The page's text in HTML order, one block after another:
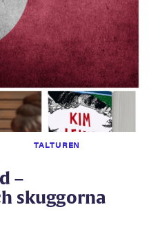
TALTUREN
–
skuggorna